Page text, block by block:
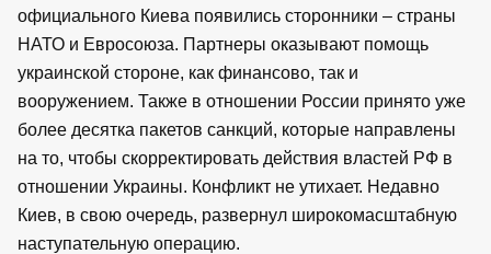
официального Киева появились сторонники – страны
НАТО и Евросоюза. Партнеры оказывают помощь
украинской стороне, как финансово, так и
вооружением. Также в отношении России принято уже
более десятка пакетов санкций, которые направлены
на то, чтобы скорректировать действия властей РФ в
отношении Украины. Конфликт не утихает. Недавно
Киев, в свою очередь, развернул широкомасштабную
наступательную операцию.